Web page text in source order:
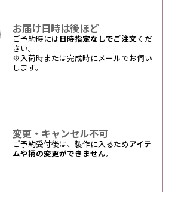
お届け日時は後ほど
ご予約時には 日時指定なしでご注文 くだ
さい。
※入荷時または完成時にメールでお伺い
します。
変更・キャンセル不可
ご予約受付後は、製作に入るため アイテ
ムや柄の変更ができません。